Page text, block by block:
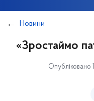
Новини
«Зростаймо
Опубліковано